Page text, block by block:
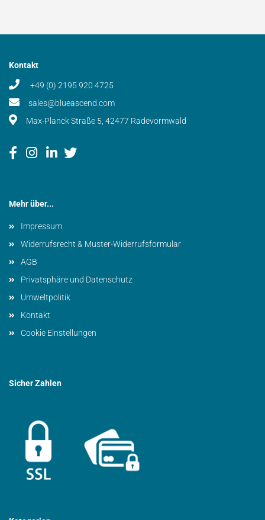
Kontakt
+49 (0) 2195 920 4725
sales@blueascend.com
Max-Planck Straße 5, 42477 Radevormwald
Mehr über...
Impressum
Widerrufsrecht & Muster-Widerrufsformular
AGB
Privatsphäre und Datenschutz
Umweltpolitik
Kontakt
Cookie Einstellungen
Sicher Zahlen